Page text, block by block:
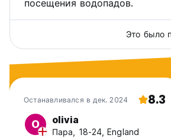
посещения водопадов.
Это было
Останавливался в дек. 2024 8.3
O olivia
Пара, 18-24, England